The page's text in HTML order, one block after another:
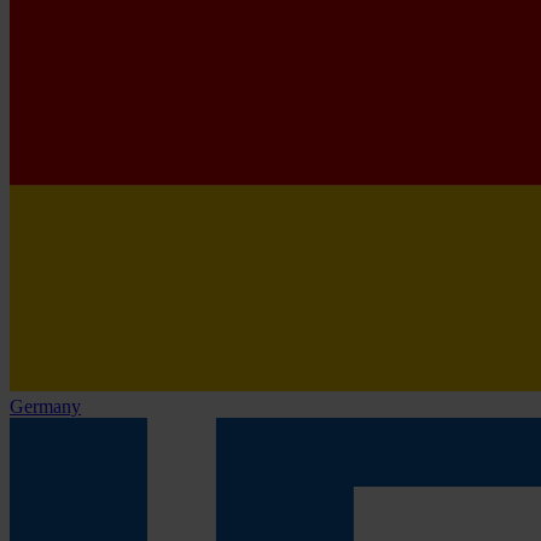
Germany